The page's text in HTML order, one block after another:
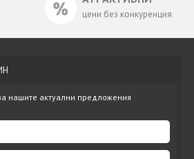
цени без конкуренция
нашите актуални предложения